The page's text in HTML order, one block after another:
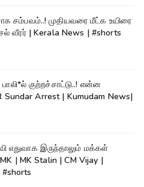
சம்பவம்..! முதியவரை மீட்க உயிரை
வீரர் | Kerala News | #shorts
பாலி*ல் குற்றச்சாட்டு..! என்ன
Sundar Arrest | Kumudam News|
எதுவாக இருந்தாலும் மக்கள்
| MK Stalin | CM Vijay |